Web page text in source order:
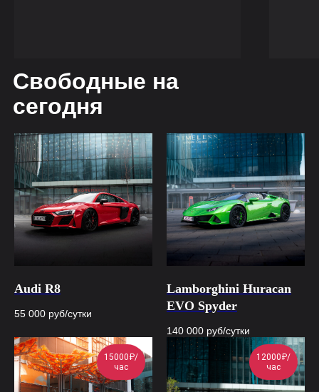
Свободные на
сегодня
Audi R8
55 000 руб/сутки
Lamborghini Huracan
EVO Spyder
140 000 руб/сутки
15000₽/
час
12000₽/
час